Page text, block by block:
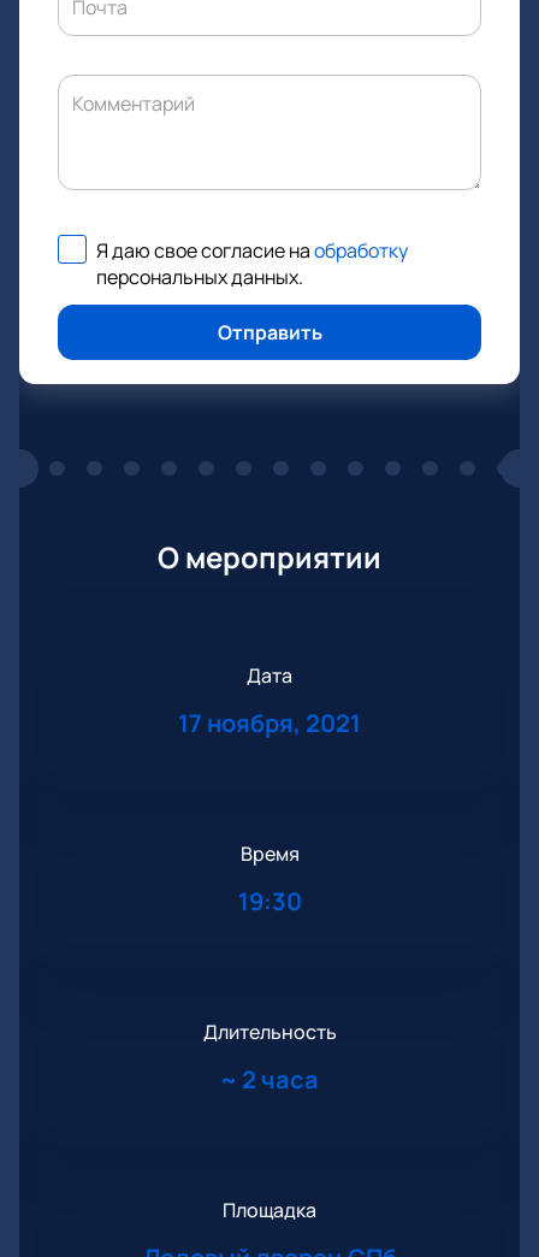
Почта
Комментарий
Я даю свое согласие наобработку
персональных данных.
Отправить
О мероприятии
Дата
17 ноября, 2021
Время
19:30
Длительность
~ 2 часа
Площадка